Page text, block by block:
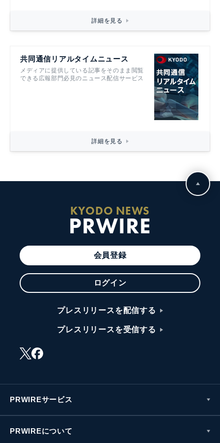
詳細を見る
共同通信リアルタイムニュース
メディアに提供している記事をそのまま閲覧
できる広報部門必見のニュース配信サービス
詳細を見る
KYODO NEWS
PRWIRE
会員登録
ログイン
プレスリリースを配信する
プレスリリースを受信する
PRWIREサービス
PRWIREについて